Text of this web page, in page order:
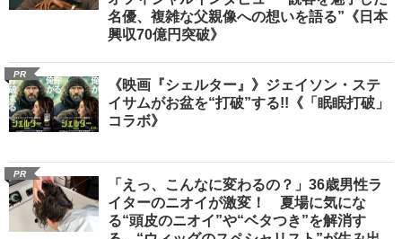
名優、複雑な父親像への想いを語る”《日本
興収70億円突破》
PR
《映画『シェルター』》ジェイソン・ステ
イサムがお盆を“打破”する!!《「眠眠打破」
コラボ》
PR
「えっ、こんなに変わるの？」36歳男性ラ
イターのニオイが激変！ 夏場に気にな
る“頭皮のニオイ”や“ベタつき”を解消す